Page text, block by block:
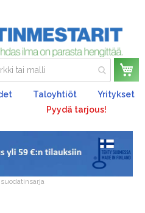
Taloyhtiöt
Yritykset
Pyydä tarjous!